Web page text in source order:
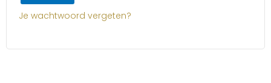
Je wachtwoord vergeten?